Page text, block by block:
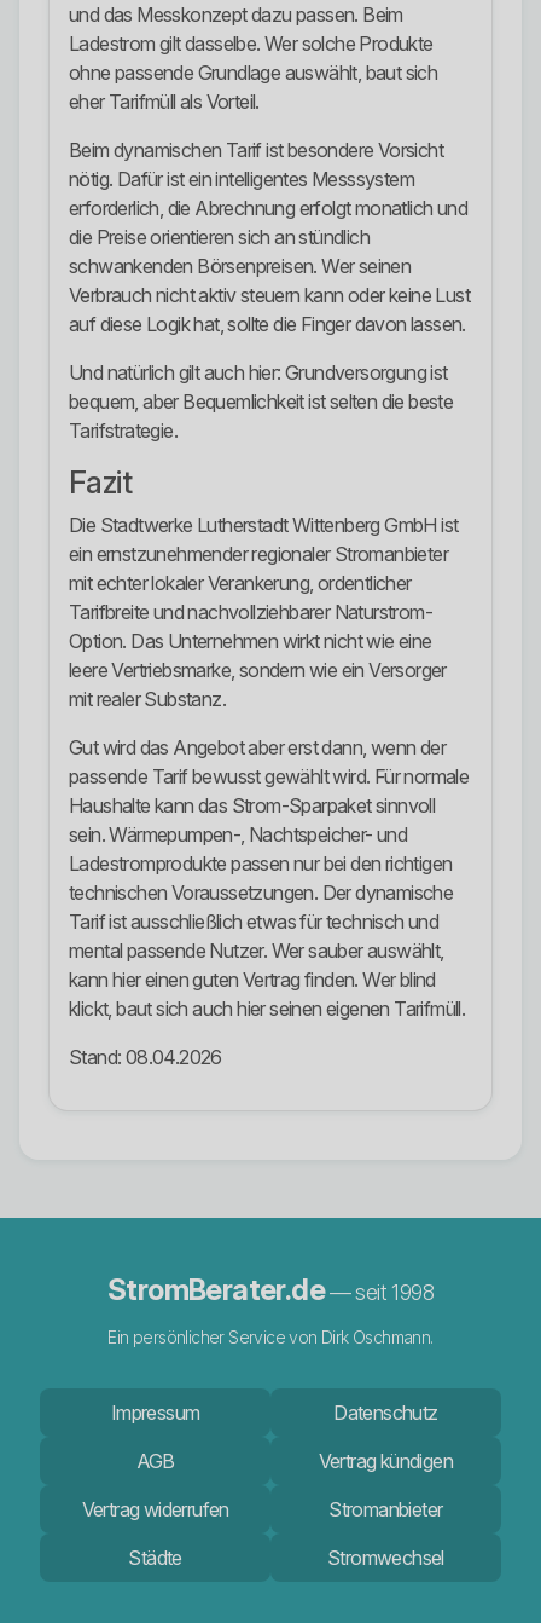
und das Messkonzept dazu passen. Beim
Ladestrom gilt dasselbe. Wer solche Produkte
ohne passende Grundlage auswählt, baut sich
eher Tarifmüll als Vorteil.
Beim dynamischen Tarif ist besondere Vorsicht
nötig. Dafür ist ein intelligentes Messsystem
erforderlich, die Abrechnung erfolgt monatlich und
die Preise orientieren sich an stündlich
schwankenden Börsenpreisen. Wer seinen
Verbrauch nicht aktiv steuern kann oder keine Lust
auf diese Logik hat, sollte die Finger davon lassen.
Und natürlich gilt auch hier: Grundversorgung ist
bequem, aber Bequemlichkeit ist selten die beste
Tarifstrategie.
Fazit
Die Stadtwerke Lutherstadt Wittenberg GmbH ist
ein ernstzunehmender regionaler Stromanbieter
mit echter lokaler Verankerung, ordentlicher
Tarifbreite und nachvollziehbarer Naturstrom-
Option. Das Unternehmen wirkt nicht wie eine
leere Vertriebsmarke, sondern wie ein Versorger
mit realer Substanz.
Gut wird das Angebot aber erst dann, wenn der
passende Tarif bewusst gewählt wird. Für normale
Haushalte kann das Strom-Sparpaket sinnvoll
sein. Wärmepumpen-, Nachtspeicher- und
Ladestromprodukte passen nur bei den richtigen
technischen Voraussetzungen. Der dynamische
Tarif ist ausschließlich etwas für technisch und
mental passende Nutzer. Wer sauber auswählt,
kann hier einen guten Vertrag finden. Wer blind
klickt, baut sich auch hier seinen eigenen Tarifmüll.
Stand: 08.04.2026
StromBerater.de— seit 1998
Ein persönlicher Service von Dirk Oschmann.
Impressum
Datenschutz
AGB
Vertrag kündigen
Vertrag widerrufen
Stromanbieter
Städte
Stromwechsel